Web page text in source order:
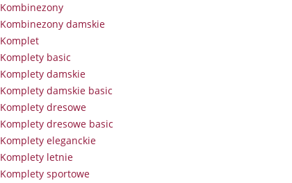
Kombinezony
Kombinezony damskie
Komplet
Komplety basic
Komplety damskie
Komplety damskie basic
Komplety dresowe
Komplety dresowe basic
Komplety eleganckie
Komplety letnie
Komplety sportowe